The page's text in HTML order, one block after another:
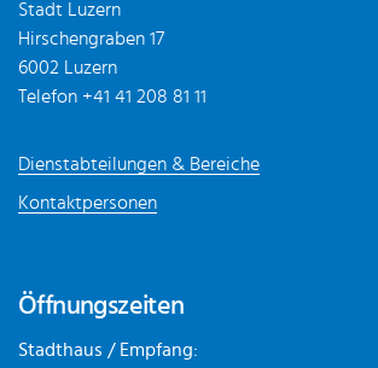
Stadt Luzern
Hirschengraben 17
6002 Luzern
Telefon +41 41 208 81 11
Dienstabteilungen & Bereiche
Kontaktpersonen
Öffnungszeiten
Stadthaus / Empfang: